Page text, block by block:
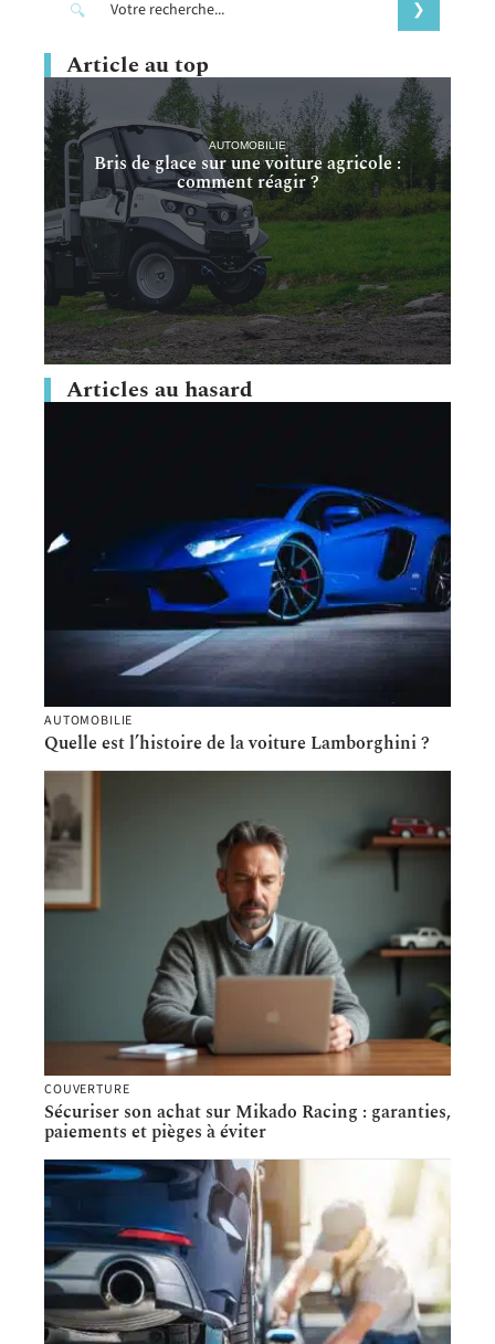
Article au top
AUTOMOBILIE
Bris de glace sur une voiture agricole :
comment réagir ?
Articles au hasard
AUTOMOBILIE
Quelle est l’histoire de la voiture Lamborghini ?
COUVERTURE
Sécuriser son achat sur Mikado Racing : garanties,
paiements et pièges à éviter